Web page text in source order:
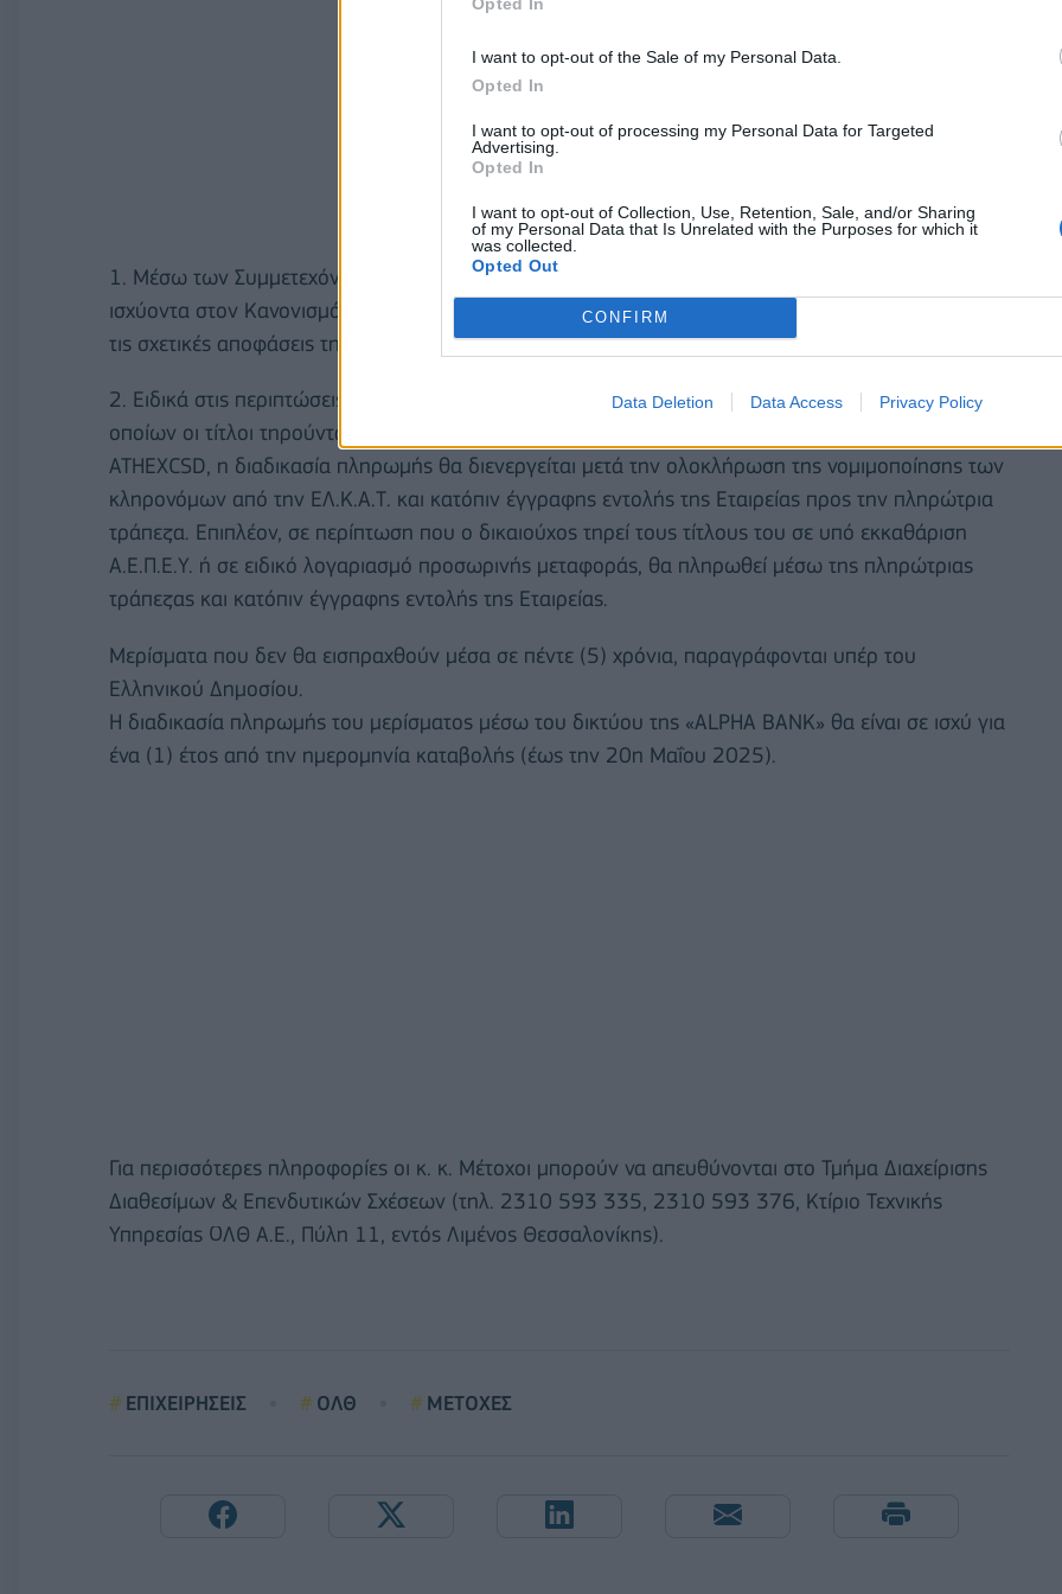
I want to opt-out of the Sale of my Personal Data.
Opted In
I want to opt-out of processing my Personal Data for Targeted
Advertising.
Opted In
I want to opt-out of Collection, Use, Retention, Sale, and/or Sharing
of my Personal Data that Is Unrelated with the Purposes for which it
was collected.
Opted Out
CONFIRM
Data Deletion Data Access Privacy Policy
1. Mέσω των Συμμετεχόντων των δικαιούχων στο Σ.Α.Τ. (Τράπεζες και Α.Ε.Π.Ε.Υ.), σύμφωνα με τα
ισχύοντα στον Κανονισμό Λειτουργίας της ΕΛ.Κ.Α.Τ. «Ελληνικό Κεντρικό Αποθετήριο Τίτλων» και
τις σχετικές αποφάσεις της.
2. Ειδικά στις περιπτώσεις πληρωμής μερίσματος σε κληρονόμους θανόντων δικαιούχων των
οποίων οι τίτλοι τηρούνται στον Ειδικό Λογαριασμό θανόντος στο Σ.Α.Τ., υπό τον χειρισμό της
ATHEXCSD, η διαδικασία πληρωμής θα διενεργείται μετά την ολοκλήρωση της νομιμοποίησης των
κληρονόμων από την ΕΛ.Κ.Α.Τ. και κατόπιν έγγραφης εντολής της Εταιρείας προς την πληρώτρια
τράπεζα. Επιπλέον, σε περίπτωση που ο δικαιούχος τηρεί τους τίτλους του σε υπό εκκαθάριση
Α.Ε.Π.Ε.Υ. ή σε ειδικό λογαριασμό προσωρινής μεταφοράς, θα πληρωθεί μέσω της πληρώτριας
τράπεζας και κατόπιν έγγραφης εντολής της Εταιρείας.
Μερίσματα που δεν θα εισπραχθούν μέσα σε πέντε (5) χρόνια, παραγράφονται υπέρ του
Ελληνικού Δημοσίου.
Η διαδικασία πληρωμής του μερίσματος μέσω του δικτύου της «ALPHA BANK» θα είναι σε ισχύ για
ένα (1) έτος από την ημερομηνία καταβολής (έως την 20η Μαΐου 2025).
Για περισσότερες πληροφορίες οι κ. κ. Μέτοχοι μπορούν να απευθύνονται στο Τμήμα Διαχείρισης
Διαθεσίμων & Επενδυτικών Σχέσεων (τηλ. 2310 593 335, 2310 593 376, Κτίριο Τεχνικής
Υπηρεσίας ΟΛΘ Α.Ε., Πύλη 11, εντός Λιμένος Θεσσαλονίκης).
ΕΠΙΧΕΙΡΗΣΕΙΣ ΟΛΘ ΜΕΤΟΧΕΣ